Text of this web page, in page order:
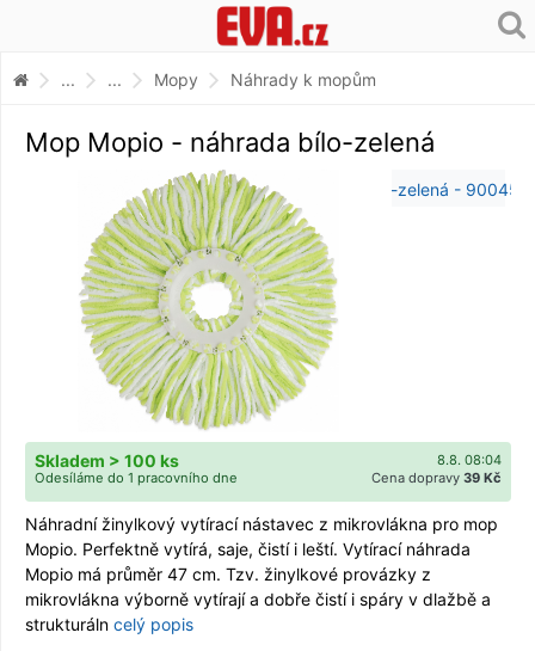
... ... Mopy Náhrady k mopům
Mop Mopio - náhrada bílo-zelená
8.8. 08:04
Skladem > 100 ks
Cena dopravy 39 Kč
Odesíláme do 1 pracovního dne
Náhradní žinylkový vytírací nástavec z mikrovlákna pro mop
Mopio. Perfektně vytírá, saje, čistí i leští. Vytírací náhrada
Mopio má průměr 47 cm. Tzv. žinylkové provázky z
mikrovlákna výborně vytírají a dobře čistí i spáry v dlažbě a
strukturáln celý popis